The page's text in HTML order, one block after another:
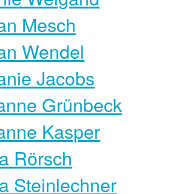
Mesch
Wendel
Jacobs
Grünbeck
Kasper
Rörsch
Steinlechner